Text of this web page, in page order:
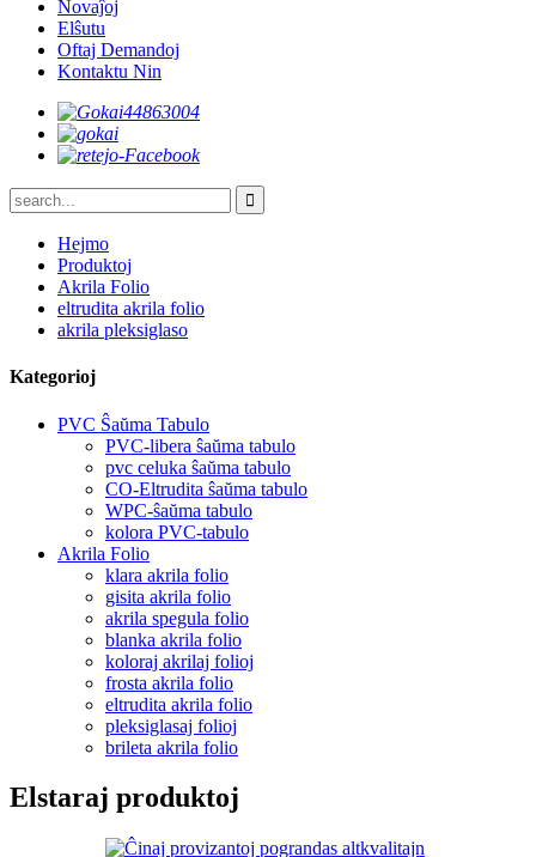
Novaĵoj
Elŝutu
Oftaj Demandoj
Kontaktu Nin
Hejmo
Produktoj
Akrila Folio
eltrudita akrila folio
akrila pleksiglaso
Kategorioj
PVC Ŝaŭma Tabulo
PVC-libera ŝaŭma tabulo
pvc celuka ŝaŭma tabulo
CO-Eltrudita ŝaŭma tabulo
WPC-ŝaŭma tabulo
kolora PVC-tabulo
Akrila Folio
klara akrila folio
gisita akrila folio
akrila spegula folio
blanka akrila folio
koloraj akrilaj folioj
frosta akrila folio
eltrudita akrila folio
pleksiglasaj folioj
brileta akrila folio
Elstaraj produktoj